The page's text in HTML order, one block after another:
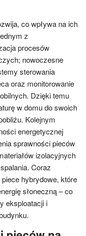
co wpływa na ich
z
procesów
nowoczesne
sterowania
oraz monitorowanie
Dzięki temu
w domu do swoich
Kolejnym
energetycznej
sprawności pieców
izolacyjnych
Coraz
hybrydowe, które
słoneczną – co
eksploatacji i